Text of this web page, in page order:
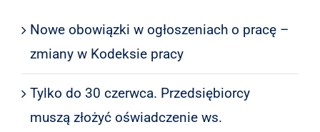
Nowe obowiązki w ogłoszeniach o pracę –
zmiany w Kodeksie pracy
Tylko do 30 czerwca. Przedsiębiorcy
muszą złożyć oświadczenie ws.